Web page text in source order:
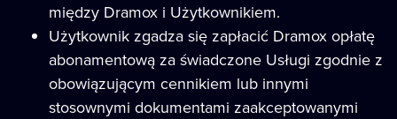
między Dramox i Użytkownikiem.
Użytkownik zgadza się zapłacić Dramox opłatę
abonamentową za świadczone Usługi zgodnie z
obowiązującym cennikiem lub innymi
stosownymi dokumentami zaakceptowanymi